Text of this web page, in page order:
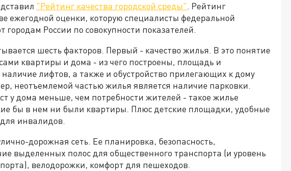
"Рейтинг качества городской среды". Рейтинг
ежегодной оценки, которую специалисты федеральной
городам России по совокупности показателей.
шесть факторов. Первый - качество жилья. В это понятие
квартиры и дома - из чего построены, площадь и
лифтов, а также и обустройство прилегающих к дому
неотъемлемой частью жилья является наличие парковки.
у дома меньше, чем потребности жителей - такое жилье
бы в нем ни были квартиры. Плюс детские площадки, удобные
инвалидов.
дорожная сеть. Ее планировка, безопасность,
выделенных полос для общественного транспорта (и уровень
велодорожки, комфорт для пешеходов.